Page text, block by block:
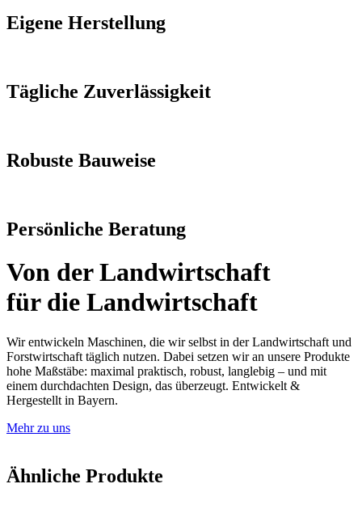
Eigene Herstellung
Tägliche Zuverlässigkeit
Robuste Bauweise
Persönliche Beratung
Von der Landwirtschaft
für die Landwirtschaft
Wir entwickeln Maschinen, die wir selbst in der Landwirtschaft und
Forstwirtschaft täglich nutzen. Dabei setzen wir an unsere Produkte
hohe Maßstäbe: maximal praktisch, robust, langlebig – und mit
einem durchdachten Design, das überzeugt. Entwickelt &
Hergestellt in Bayern.
Mehr zu uns
Ähnliche Produkte